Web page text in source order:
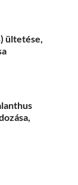
ültetése,